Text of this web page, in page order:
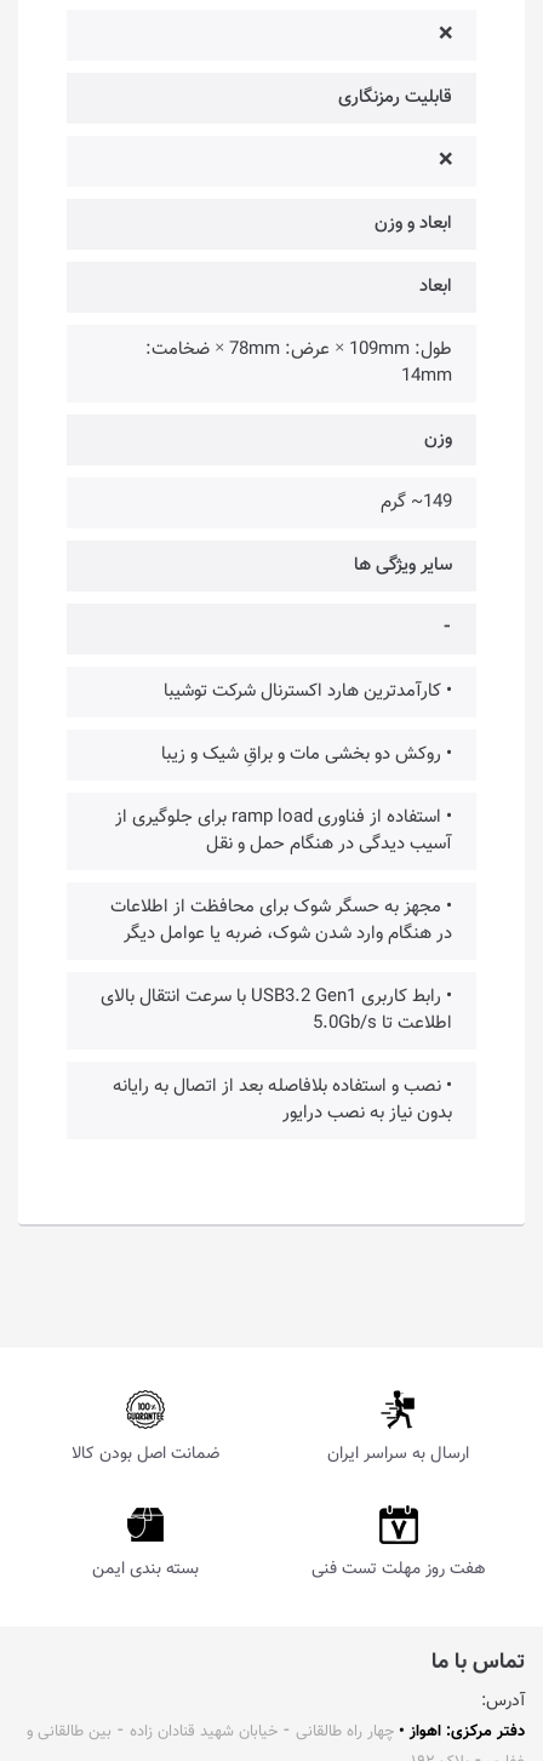
❌
قابلیت رمزنگاری
❌
ابعاد و وزن
ابعاد
طول: 109mm × عرض: 78mm × ضخامت:
14mm
وزن
149~ گرم
سایر ویژگی‌ ها
⁃
• کارآمدترین هارد اکسترنال شرکت توشیبا
• روکش دو بخشی مات و براقِ شیک و زیبا
• استفاده از فناوری ramp load برای جلوگیری از
آسیب دیدگی در هنگام حمل و نقل
• مجهز به حسگر شوک برای محافظت از اطلاعات
در هنگام وارد شدن شوک، ضربه یا عوامل دیگر
• رابط کاربری USB3.2 Gen1 با سرعت انتقال بالای
اطلاعت تا 5.0Gb/s
• نصب و استفاده بلافاصله بعد از اتصال به رایانه
بدون نیاز به نصب درایور
ارسال به سراسر ایران ضمانت اصل بودن کالا
هفت روز مهلت تست فنی بسته بندی ایمن
تماس با ما
آدرس:
دفتر مرکزی: اهواز • چهار راه طالقانی ⁃ خیابان شهید قنادان زاده ⁃ بین طالقانی و